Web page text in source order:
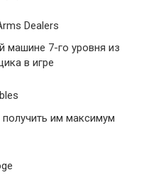
Dealers
машине 7-го уровня из
в игре
им максимум